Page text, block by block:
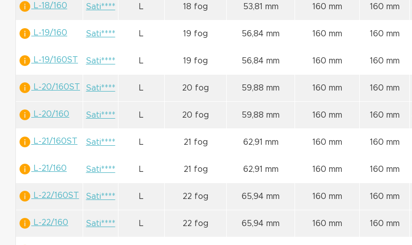
L-18/160 Sati**** L 18 fog 53,81 mm 160 mm 160 mm
L-19/160 Sati**** L 19 fog 56,84 mm 160 mm 160 mm
L-19/160ST Sati**** L 19 fog 56,84 mm 160 mm 160 mm
L-20/160ST Sati**** L 20 fog 59,88 mm 160 mm 160 mm
L-20/160 Sati**** L 20 fog 59,88 mm 160 mm 160 mm
L-21/160ST Sati**** L 21 fog 62,91 mm 160 mm 160 mm
L-21/160 Sati**** L 21 fog 62,91 mm 160 mm 160 mm
L-22/160ST Sati**** L 22 fog 65,94 mm 160 mm 160 mm
L-22/160 Sati**** L 22 fog 65,94 mm 160 mm 160 mm